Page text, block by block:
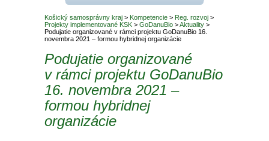
Košický samosprávny kraj > Kompetencie > Reg. rozvoj >
Projekty implementované KSK > GoDanuBio >Aktuality >
Podujatie organizované v rámci projektu GoDanuBio 16.
novembra 2021 – formou hybridnej organizácie
Podujatie organizované
v rámci projektu GoDanuBio
16. novembra 2021 –
formou hybridnej
organizácie